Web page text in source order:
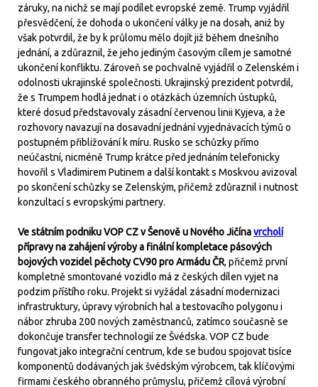
záruky, na nichž se mají podílet evropské země. Trump vyjádřil
přesvědčení, že dohoda o ukončení války je na dosah, aniž by
však potvrdil, že by k průlomu mělo dojít již během dnešního
jednání, a zdůraznil, že jeho jediným časovým cílem je samotné
ukončení konfliktu. Zároveň se pochvalně vyjádřil o Zelenském i
odolnosti ukrajinské společnosti. Ukrajinský prezident potvrdil,
že s Trumpem hodlá jednat i o otázkách územních ústupků,
které dosud představovaly zásadní červenou linii Kyjeva, a že
rozhovory navazují na dosavadní jednání vyjednávacích týmů o
postupném přibližování k míru. Rusko se schůzky přímo
neúčastní, nicméně Trump krátce před jednáním telefonicky
hovořil s Vladimirem Putinem a další kontakt s Moskvou avizoval
po skončení schůzky se Zelenským, přičemž zdůraznil i nutnost
konzultací s evropskými partnery.
Ve státním podniku VOP CZ v Šenově u Nového Jičínavrcholí
přípravy na zahájení výroby a finální kompletace pásových
bojových vozidel pěchoty CV90 pro Armádu ČR, přičemž první
kompletně smontované vozidlo má z českých dílen vyjet na
podzim příštího roku. Projekt si vyžádal zásadní modernizaci
infrastruktury, úpravy výrobních hal a testovacího polygonu i
nábor zhruba 200 nových zaměstnanců, zatímco současně se
dokončuje transfer technologií ze Švédska. VOP CZ bude
fungovat jako integrační centrum, kde se budou spojovat tisíce
komponentů dodávaných jak švédským výrobcem, tak klíčovými
firmami českého obranného průmyslu, přičemž cílová výrobní